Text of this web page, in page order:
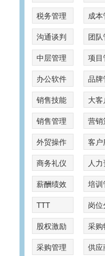
税务管理
成
沟通谈判
团队
中层管理
项目
办公软件
品牌
销售技能
大客
销售管理
营销
外贸操作
客户
商务礼仪
人
薪酬绩效
培训
TTT
岗
股权激励
采购
采购管理
供应